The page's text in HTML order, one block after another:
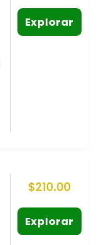
Explorar
$210.00
Explorar